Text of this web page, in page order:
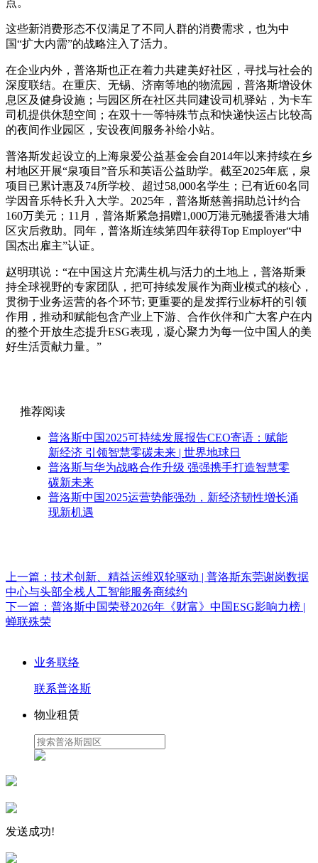
这些新消费形态不仅满足了不同人群的消费需求，也为中
国“扩大内需”的战略注入了活力。
在企业内外，普洛斯也正在着力共建美好社区，寻找与社会的
深度联结。在重庆、无锡、济南等地的物流园，普洛斯增设休
息区及健身设施；与园区所在社区共同建设司机驿站，为卡车
司机提供休憩空间；在双十一等特殊节点和快递快运占比较高
的夜间作业园区，安设夜间服务补给小站。
普洛斯发起设立的上海泉爱公益基金会自2014年以来持续在乡
村地区开展“泉项目”音乐和英语公益助学。截至2025年底，泉
项目已累计惠及74所学校、超过58,000名学生；已有近60名同
学因音乐特长升入大学。2025年，普洛斯慈善捐助总计约合
160万美元；11月，普洛斯紧急捐赠1,000万港元驰援香港大埔
区灾后救助。同年，普洛斯连续第四年获得Top Employer“中
国杰出雇主”认证。
赵明琪说：“在中国这片充满生机与活力的土地上，普洛斯秉
持全球视野的专家团队，把可持续发展作为商业模式的核心，
贯彻于业务运营的各个环节; 更重要的是发挥行业标杆的引领
作用，推动和赋能包含产业上下游、合作伙伴和广大客户在内
的整个开放生态提升ESG表现，凝心聚力为每一位中国人的美
好生活贡献力量。”
推荐阅读
普洛斯中国2025可持续发展报告CEO寄语：赋能
新经济 引领智慧零碳未来 | 世界地球日
普洛斯与华为战略合作升级 强强携手打造智慧零
碳新未来
普洛斯中国2025运营势能强劲，新经济韧性增长涌
现新机遇
上一篇： 技术创新、精益运维双轮驱动 | 普洛斯东莞谢岗数据
中心与头部全栈人工智能服务商续约
下一篇： 普洛斯中国荣登2026年《财富》中国ESG影响力榜 |
蝉联殊荣
业务联络
联系普洛斯
物业租赁
发送成功!